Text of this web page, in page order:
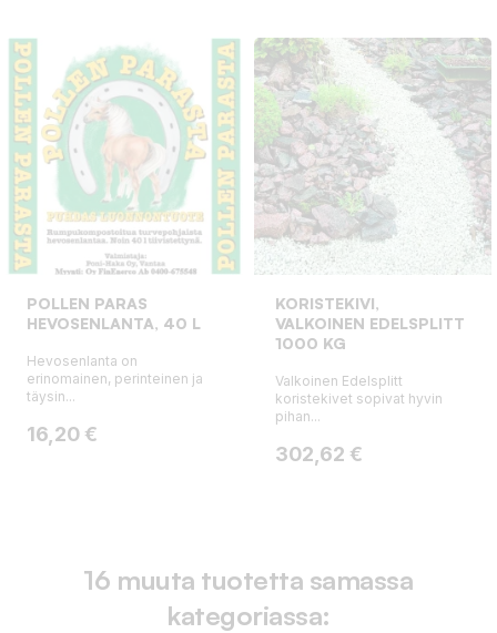
POLLEN PARAS
HEVOSENLANTA, 40 L
Hevosenlanta on
erinomainen, perinteinen ja
täysin...
Hinta
16,20 €
KORISTEKIVI,
VALKOINEN EDELSPLITT
1000 KG
Valkoinen Edelsplitt
koristekivet sopivat hyvin
pihan...
Hinta
302,62 €
16 muuta tuotetta samassa
kategoriassa: